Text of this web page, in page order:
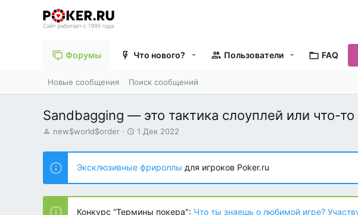
Форумы Что нового? Пользователи FAQ
Новые сообщения Поиск сообщений
Sandbagging — это тактика слоуплей или что-то
А
т
о
р
т
е
м
new$world$order
Д
т
н
а
ч
1 Дек 2022
Эксклюзивные фрироллы для игроков Poker.ru
Конкурс “Термины покера": Что ты знаешь о любимой игре?